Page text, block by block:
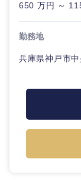
650 万円 ～
勤務地
兵庫県神戸市